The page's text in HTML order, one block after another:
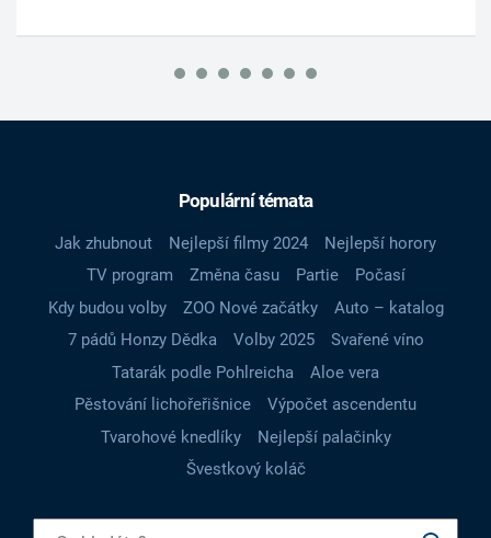
Populární témata
Jak zhubnout Nejlepší filmy 2024
Nejlepší horory
TV program
Změna času Partie
Počasí
Kdy budou volby
ZOO Nové začátky
Auto – katalog
7 pádů Honzy Dědka
Volby 2025
Svařené víno
Tatarák podle Pohlreicha
Aloe vera
Pěstování lichořeřišnice
Výpočet ascendentu
Tvarohové knedlíky
Nejlepší palačinky
Švestkový koláč